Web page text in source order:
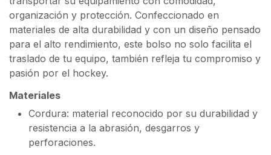
organización y protección. Confeccionado en
materiales de alta durabilidad y con un diseño pensado
para el alto rendimiento, este bolso no solo facilita el
traslado de tu equipo, también refleja tu compromiso y
pasión por el hockey.
Materiales
Cordura: material reconocido por su durabilidad y
resistencia a la abrasión, desgarros y
perforaciones.